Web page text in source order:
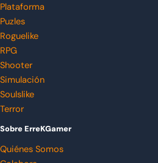
Plataforma
Puzles
Roguelike
RPG
Shooter
Simulación
Soulslike
Terror
Sobre ErreKGamer
Quiénes Somos